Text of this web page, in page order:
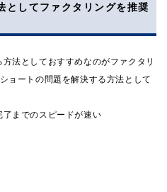
としてファクタリングを推奨
法としておすすめなのがファクタリ
ョートの問題を解決する方法として
了までのスピードが速い